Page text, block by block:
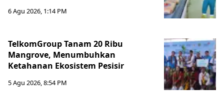
6 Agu 2026, 1:14 PM
TelkomGroup Tanam 20 Ribu
Mangrove, Menumbuhkan
Ketahanan Ekosistem Pesisir
5 Agu 2026, 8:54 PM